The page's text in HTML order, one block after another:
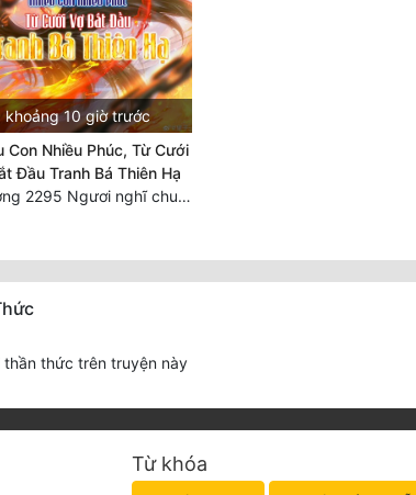
khoảng 10 giờ trước
Con Nhiều Phúc, Từ Cưới
Đầu Tranh Bá Thiên Hạ
Chương 2295 Ngươi nghĩ chuyện Đại Viêm tiên triều làm có thể giấu được thiên hạ sao?
thức trên truyện này
Từ khóa